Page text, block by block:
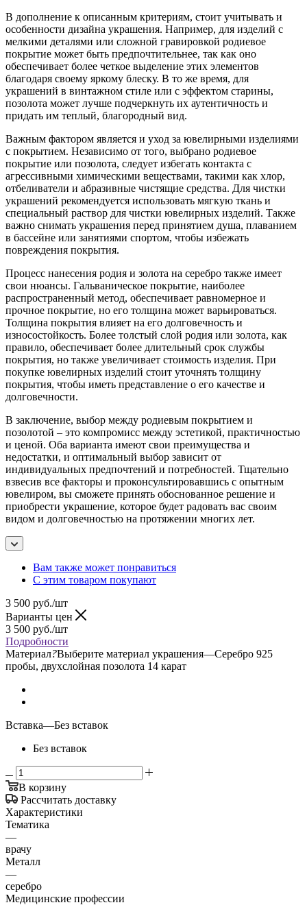
В дополнение к описанным критериям, стоит учитывать и
особенности дизайна украшения. Например, для изделий с
мелкими деталями или сложной гравировкой родиевое
покрытие может быть предпочтительнее, так как оно
обеспечивает более четкое выделение этих элементов
благодаря своему яркому блеску. В то же время, для
украшений в винтажном стиле или с эффектом старины,
позолота может лучше подчеркнуть их аутентичность и
придать им теплый, благородный вид.
Важным фактором является и уход за ювелирными изделиями
с покрытием. Независимо от того, выбрано родиевое
покрытие или позолота, следует избегать контакта с
агрессивными химическими веществами, такими как хлор,
отбеливатели и абразивные чистящие средства. Для чистки
украшений рекомендуется использовать мягкую ткань и
специальный раствор для чистки ювелирных изделий. Также
важно снимать украшения перед принятием душа, плаванием
в бассейне или занятиями спортом, чтобы избежать
повреждения покрытия.
Процесс нанесения родия и золота на серебро также имеет
свои нюансы. Гальваническое покрытие, наиболее
распространенный метод, обеспечивает равномерное и
прочное покрытие, но его толщина может варьироваться.
Толщина покрытия влияет на его долговечность и
износостойкость. Более толстый слой родия или золота, как
правило, обеспечивает более длительный срок службы
покрытия, но также увеличивает стоимость изделия. При
покупке ювелирных изделий стоит уточнять толщину
покрытия, чтобы иметь представление о его качестве и
долговечности.
В заключение, выбор между родиевым покрытием и
позолотой – это компромисс между эстетикой, практичностью
и ценой. Оба варианта имеют свои преимущества и
недостатки, и оптимальный выбор зависит от
индивидуальных предпочтений и потребностей. Тщательно
взвесив все факторы и проконсультировавшись с опытным
ювелиром, вы сможете принять обоснованное решение и
приобрести украшение, которое будет радовать вас своим
видом и долговечностью на протяжении многих лет.
Вам также может понравиться
С этим товаром покупают
3 500 руб./шт
Варианты цен
3 500 руб./шт
Подробности
Материал?Выберите материал украшения—Серебро 925
пробы, двухслойная позолота 14 карат
Вставка—Без вставок
Без вставок
В корзину
Рассчитать доставку
Характеристики
Тематика
—
врачу
Металл
—
серебро
Медицинские профессии